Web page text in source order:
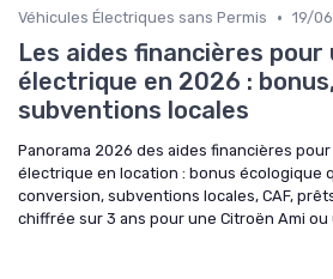
Véhicules Électriques sans Permis • 19/
Les aides financières pour
électrique en 2026 :
subventions locales
Panorama 2026 des aides financières
électrique en location : bonus écologique
conversion, subventions locales, CAF,
chiffrée sur 3 ans pour une Citroën Ami ou